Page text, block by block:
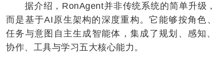
据介绍，RonAgent并非传统系统的简单升级，
而是基于AI原生架构的深度重构。它能够按角色、
任务与意图自主生成智能体，集成了规划、感知、
协作、工具与学习五大核心能力。